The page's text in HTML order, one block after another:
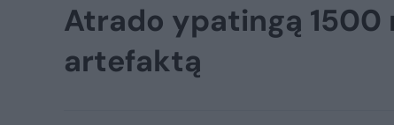
Atrado ypatingą
artefaktą